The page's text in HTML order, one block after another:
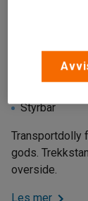
Vridbar
Styrbar
Transportdolly
gods.
overside.
Les mer